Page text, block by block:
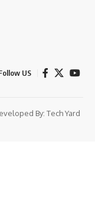
US
By: Tech Yard